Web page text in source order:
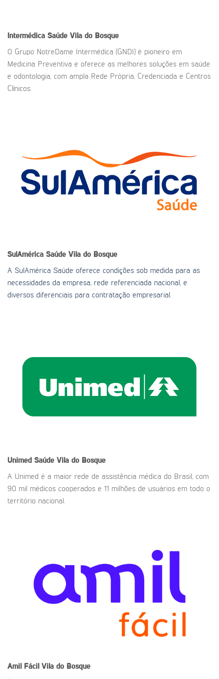
Intermédica Saúde Vila do Bosque
O Grupo NotreDame Intermédica (GNDI) é pioneiro em
Medicina Preventiva e oferece as melhores soluções em saúde
e odontologia, com ampla Rede Própria, Credenciada e Centros
Clínicos.
SulAmérica Saúde Vila do Bosque
A SulAmérica Saúde oferece condições sob medida para as
necessidades da empresa, rede referenciada nacional, e
diversos diferenciais para contratação empresarial.
Unimed Saúde Vila do Bosque
A Unimed é a maior rede de assistência médica do Brasil, com
90 mil médicos cooperados e 11 milhões de usuários em todo o
território nacional.
Amil Fácil Vila do Bosque